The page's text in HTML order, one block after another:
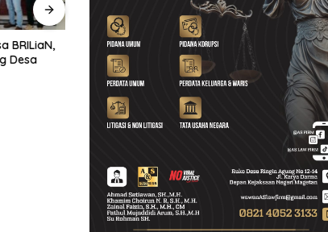
BPC
UNESA Gelar ICAPSTURE 2026
di Magetan, Dorong Inovasi
untuk Masa Depan
Berkelanjutan
Ketua
Penting